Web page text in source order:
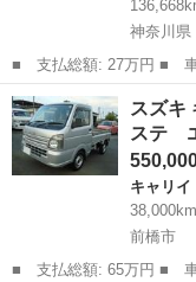
神奈川県
■ 支払総額: 27万円 ■ 車両本体価格： 200,000 円 ■ メーカー
名： スズキ ■ 車種名
Ｃエアコン・パワステ エ
ン。 ■ 排気量...
神奈川 厚木市 キャ
スズキ
ステ
キャリイ
38,000km
前橋市
■ 支払総額: 65万円 ■ 車両本体価格： 550,000 円 ■ メーカー